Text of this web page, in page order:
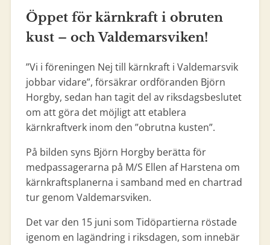
Öppet för kärnkraft i obruten
kust – och Valdemarsviken!
”Vi i föreningen Nej till kärnkraft i Valdemarsvik
jobbar vidare”, försäkrar ordföranden Björn
Horgby, sedan han tagit del av riksdagsbeslutet
om att göra det möjligt att etablera
kärnkraftverk inom den ”obrutna kusten”.
På bilden syns Björn Horgby berätta för
medpassagerarna på M/S Ellen af Harstena om
kärnkraftsplanerna i samband med en chartrad
tur genom Valdemarsviken.
Det var den 15 juni som Tidöpartierna röstade
igenom en lagändring i riksdagen, som innebär